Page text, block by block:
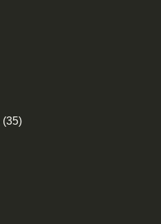
(35)